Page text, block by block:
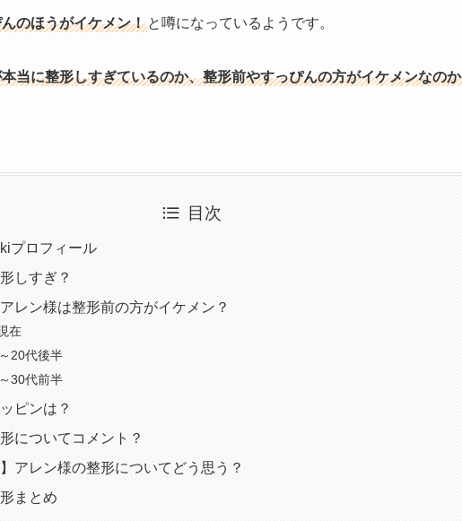
のほうがイケメン！ と噂になっているようです。
当に整形しすぎているのか、整形前やすっぴんの方がイケメンなのか
目次
プロフィール
しすぎ？
アレン様は整形前の方がイケメン？
在
20代後半
30代前半
ピンは？
についてコメント？
】アレン様の整形についてどう思う？
まとめ